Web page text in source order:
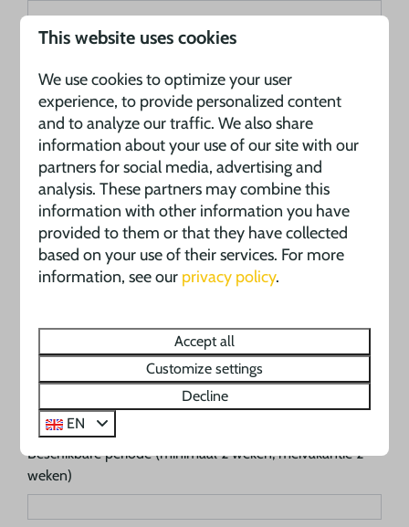
E-mailadres
Geboortedatum
Adres gegevens
Straatnaam
Woonplaats
Beschikbare periode (minimaal 2 weken, meivakantie 2
weken)
This website uses cookies
We use cookies to optimize your user
experience, to provide personalized content
and to analyze our traffic. We also share
information about your use of our site with our
partners for social media, advertising and
analysis. These partners may combine this
information with other information you have
provided to them or that they have collected
based on your use of their services. For more
information, see our privacy policy.
Accept all
Customize settings
Decline
EN